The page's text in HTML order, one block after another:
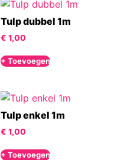
Tulp dubbel 1m
€ 1,00
+ Toevoegen
Tulp enkel 1m
€ 1,00
+ Toevoegen